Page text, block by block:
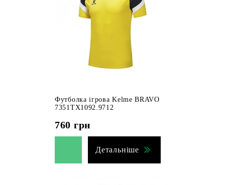
Футболка ігрова Kelme BRAVO
7351TX1092.9712
760 грн
Детальніше